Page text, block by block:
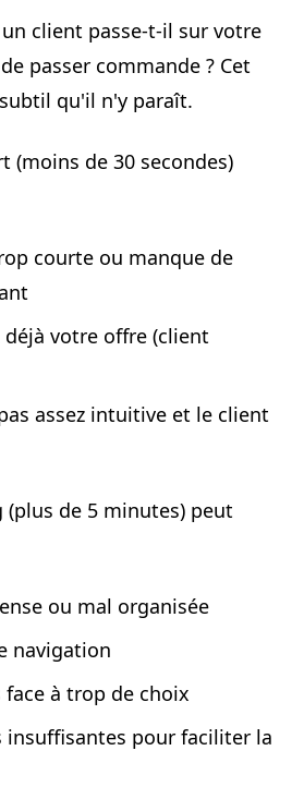
client passe-t-il sur votre
passer commande ? Cet
qu'il n'y paraît.
(moins de 30 secondes)
courte ou manque de
votre offre (client
assez intuitive et le client
de 5 minutes) peut
ou mal organisée
navigation
à trop de choix
insuffisantes pour faciliter la